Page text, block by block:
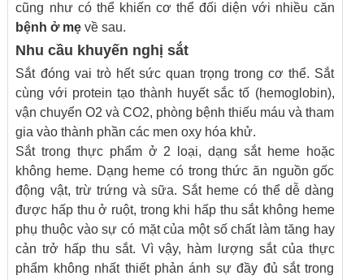
cũng như có thể khiến cơ thể đối diện với nhiều căn
bệnh ở mẹ về sau.
Nhu cầu khuyến nghị sắt
Sắt đóng vai trò hết sức quan trọng trong cơ thể. Sắt
cùng với protein tạo thành huyết sắc tố (hemoglobin),
vận chuyển O2 và CO2, phòng bệnh thiếu máu và tham
gia vào thành phần các men oxy hóa khử.
Sắt trong thực phẩm ở 2 loại, dạng sắt heme hoặc
không heme. Dạng heme có trong thức ăn nguồn gốc
động vật, trừ trứng và sữa. Sắt heme có thể dễ dàng
được hấp thu ở ruột, trong khi hấp thu sắt không heme
phụ thuộc vào sự có mặt của một số chất làm tăng hay
cản trở hấp thu sắt. Vì vậy, hàm lượng sắt của thực
phẩm không nhất thiết phản ánh sự đầy đủ sắt trong